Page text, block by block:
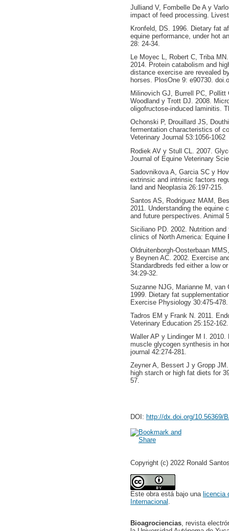
Julliand V, Fombelle De A y
impact of feed processing.
Kronfeld, DS. 1996. Dietary fat
equine performance, under hot
28: 24-34.
Le Moyec L, Robert C, Triba
2014. Protein catabolism and
distance exercise are revealed
horses. PlosOne 9: e90730.
Milinovich GJ, Burrell PC, Pollitt
Woodland y Trott DJ. 2008.
oligofructose-induced laminitis.
Ochonski P, Drouillard JS,
fermentation characteristics of
Veterinary Journal 53:1056-1062
Rodiek AV y Stull CL. 2007.
Journal of Equine Veterinary
Sadovnikova A, Garcia SC y
extrinsic and intrinsic factors
land and Neoplasia 26:197-215.
Santos AS, Rodriguez MAM,
2011. Understanding the equine
and future perspectives. Animal
Siciliano PD. 2002. Nutrition
clinics of North America: Equine
Oldruitenborgh-Oosterbaan
y Beynen AC. 2002. Exercise
Standardbreds fed either a low
34:29-32.
Suzanne NJG, Marianne M, van
1999. Dietary fat
Exercise Physiology 30:475-478.
Tadros EM y Frank N. 2011.
Veterinary Education 25:152-162.
Waller AP y Lindinger M I.
muscle glycogen synthesis in
journal 42:274-281.
Zeyner A, Bessert J y Gropp
high starch or high fat diets for
57.
DOI: http://dx.doi.org/10.56369/
Copyright (c) 2022 Ronald
Este obra está bajo una licencia
Internacional .
Bioagrociencias, revista